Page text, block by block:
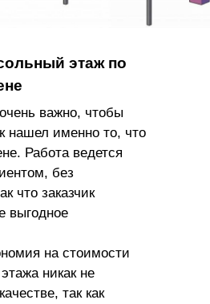
этаж по
важно, чтобы
нашел именно то, что
Работа ведется
без
что заказчик
выгодное
на стоимости
никак не
так как